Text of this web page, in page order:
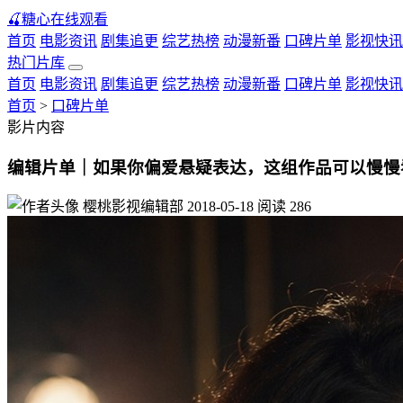
🍒糖心在线观看
首页 电影资讯 剧集追更 综艺热榜 动漫新番 口碑片单 影视快讯
热门片库
首页 电影资讯 剧集追更 综艺热榜 动漫新番 口碑片单 影视快讯
首页 > 口碑片单
影片内容
编辑片单｜如果你偏爱悬疑表达，这组作品可以慢
樱桃影视编辑部 2018-05-18 阅读 286